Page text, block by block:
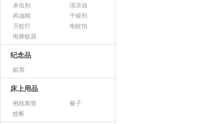
杀虫剂
清凉油
风油精
干燥剂
灭蚊灯
电蚊拍
电驱蚊器
纪念品
邮票
床上用品
抱枕靠垫
被子
蚊帐